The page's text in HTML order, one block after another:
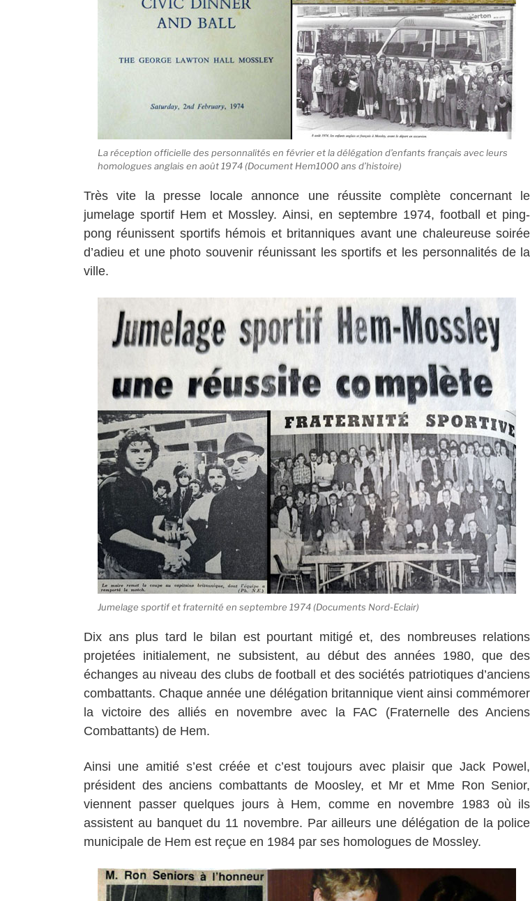
La réception officielle des personnalités en février et la délégation d’enfants français avec leurs
homologues anglais en août 1974 (Document Hem1000 ans d’histoire)
Très vite la presse locale annonce une réussite complète concernant le
jumelage sportif Hem et Mossley. Ainsi, en septembre 1974, football et ping-
pong réunissent sportifs hémois et britanniques avant une chaleureuse soirée
d’adieu et une photo souvenir réunissant les sportifs et les personnalités de la
ville.
Jumelage sportif et fraternité en septembre 1974 (Documents Nord-Eclair)
Dix ans plus tard le bilan est pourtant mitigé et, des nombreuses relations
projetées initialement, ne subsistent, au début des années 1980, que des
échanges au niveau des clubs de football et des sociétés patriotiques d’anciens
combattants. Chaque année une délégation britannique vient ainsi commémorer
la victoire des alliés en novembre avec la FAC (Fraternelle des Anciens
Combattants) de Hem.
Ainsi une amitié s’est créée et c’est toujours avec plaisir que Jack Powel,
président des anciens combattants de Moosley, et Mr et Mme Ron Senior,
viennent passer quelques jours à Hem, comme en novembre 1983 où ils
assistent au banquet du 11 novembre. Par ailleurs une délégation de la police
municipale de Hem est reçue en 1984 par ses homologues de Mossley.